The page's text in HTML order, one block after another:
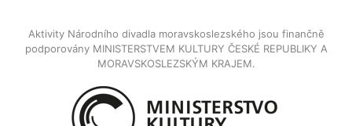
Aktivity Národního divadla moravskoslezského jsou finančně
podporovány MINISTERSTVEM KULTURY ČESKÉ REPUBLIKY A
MORAVSKOSLEZSKÝM KRAJEM.